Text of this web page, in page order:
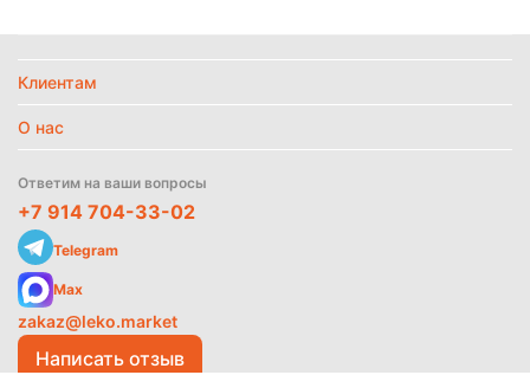
Найти похожие
Клиентам
О нас
Ответим на ваши вопросы
+7 914 704-33-02
Telegram
Max
zakaz@leko.market
Написать отзыв
данных